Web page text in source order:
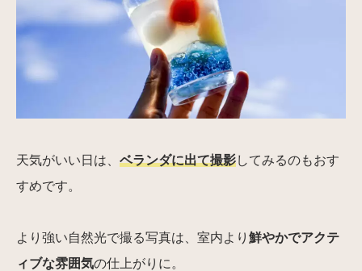
天気がいい日は、 ベランダに出て撮影してみるのもおす
すめです。
より強い自然光で撮る写真は、室内より 鮮やかでアクテ
ィブな雰囲気の仕上がりに。